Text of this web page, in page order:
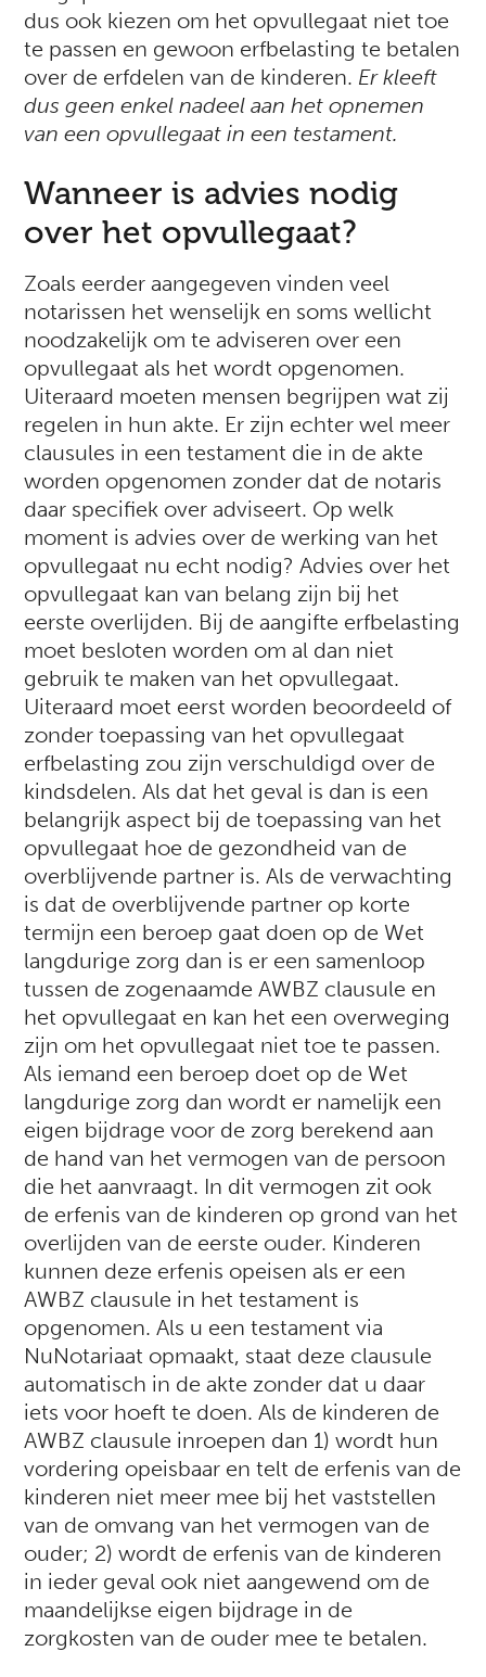
dus ook kiezen om het opvullegaat niet toe
te passen en gewoon erfbelasting te betalen
over de erfdelen van de kinderen. Er kleeft
dus geen enkel nadeel aan het opnemen
van een opvullegaat in een testament.
Wanneer is advies nodig
over het opvullegaat?
Zoals eerder aangegeven vinden veel
notarissen het wenselijk en soms wellicht
noodzakelijk om te adviseren over een
opvullegaat als het wordt opgenomen.
Uiteraard moeten mensen begrijpen wat zij
regelen in hun akte. Er zijn echter wel meer
clausules in een testament die in de akte
worden opgenomen zonder dat de notaris
daar specifiek over adviseert. Op welk
moment is advies over de werking van het
opvullegaat nu echt nodig? Advies over het
opvullegaat kan van belang zijn bij het
eerste overlijden. Bij de aangifte erfbelasting
moet besloten worden om al dan niet
gebruik te maken van het opvullegaat.
Uiteraard moet eerst worden beoordeeld of
zonder toepassing van het opvullegaat
erfbelasting zou zijn verschuldigd over de
kindsdelen. Als dat het geval is dan is een
belangrijk aspect bij de toepassing van het
opvullegaat hoe de gezondheid van de
overblijvende partner is. Als de verwachting
is dat de overblijvende partner op korte
termijn een beroep gaat doen op de Wet
langdurige zorg dan is er een samenloop
tussen de zogenaamde AWBZ clausule en
het opvullegaat en kan het een overweging
zijn om het opvullegaat niet toe te passen.
Als iemand een beroep doet op de Wet
langdurige zorg dan wordt er namelijk een
eigen bijdrage voor de zorg berekend aan
de hand van het vermogen van de persoon
die het aanvraagt. In dit vermogen zit ook
de erfenis van de kinderen op grond van het
overlijden van de eerste ouder. Kinderen
kunnen deze erfenis opeisen als er een
AWBZ clausule in het testament is
opgenomen. Als u een testament via
NuNotariaat opmaakt, staat deze clausule
automatisch in de akte zonder dat u daar
iets voor hoeft te doen. Als de kinderen de
AWBZ clausule inroepen dan 1) wordt hun
vordering opeisbaar en telt de erfenis van de
kinderen niet meer mee bij het vaststellen
van de omvang van het vermogen van de
ouder; 2) wordt de erfenis van de kinderen
in ieder geval ook niet aangewend om de
maandelijkse eigen bijdrage in de
zorgkosten van de ouder mee te betalen.